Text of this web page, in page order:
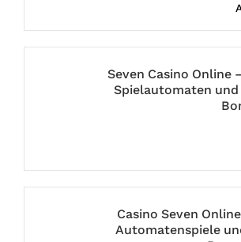
Seven Casino Online
Spielautomaten
Casino Seven
Automatenspiele